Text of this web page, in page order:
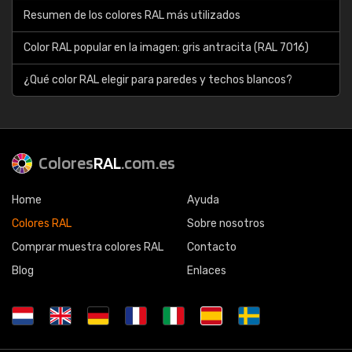
Resumen de los colores RAL más utilizados
Color RAL popular en la imagen: gris antracita (RAL 7016)
¿Qué color RAL elegir para paredes y techos blancos?
ColoresRAL.com.es
Home
Colores RAL
Comprar muestra colores RAL
Blog
Ayuda
Sobre nosotros
Contacto
Enlaces